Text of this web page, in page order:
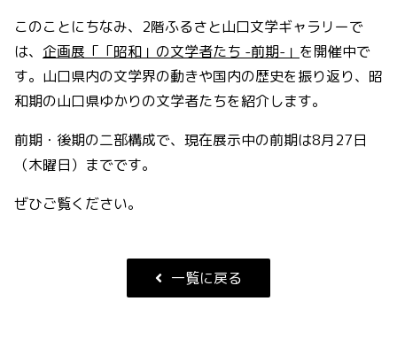
このことにちなみ、2階ふるさと山口文学ギャラリーで
は、 企画展「「昭和」の文学者たち -前期-」 を開催中で
す。山口県内の文学界の動きや国内の歴史を振り返り、昭
和期の山口県ゆかりの文学者たちを紹介します。
前期・後期の二部構成で、現在展示中の前期は8月27日
（木曜日）までです。
ぜひご覧ください。
一覧に戻る